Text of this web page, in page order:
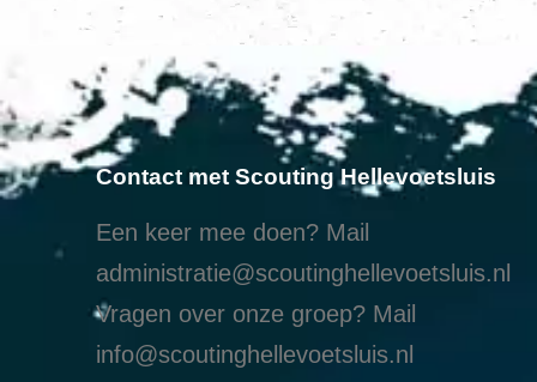
Contact met Scouting Hellevoetsluis
Een keer mee doen? Mail
administratie@scoutinghellevoetsluis.nl
Vragen over onze groep? Mail
info@scoutinghellevoetsluis.nl